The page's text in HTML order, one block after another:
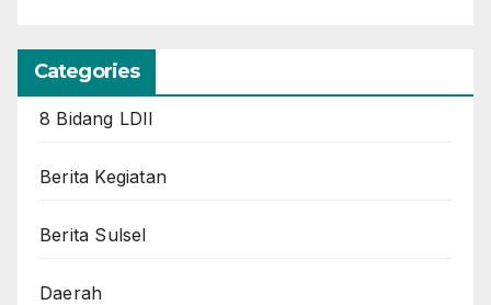
Categories
8 Bidang LDII
Berita Kegiatan
Berita Sulsel
Daerah